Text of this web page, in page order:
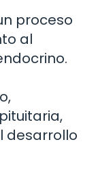
proceso
al
desarrollo